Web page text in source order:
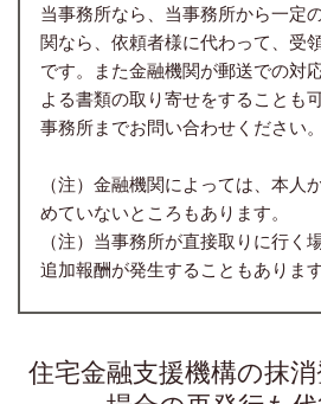
当事務所なら、当事務所から一定
関なら、依頼者様に代わって、受
です。また金融機関が郵送での対
よる書類の取り寄せをすることも
事務所までお問い合わせください。
（注）金融機関によっては、本人
めていないところもあります。
（注）当事務所が直接取りに行く
追加報酬が発生することもあります
住宅金融支援機構の抹